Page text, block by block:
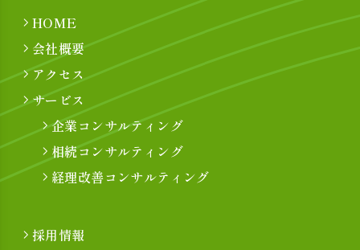
HOME
会社概要
アクセス
サービス
企業コンサルティング
相続コンサルティング
経理改善コンサルティング
採用情報